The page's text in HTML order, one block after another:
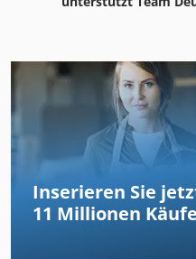
Inserieren Sie
11 Millionen